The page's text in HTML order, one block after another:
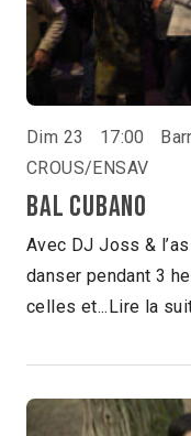
Dim 23 17:00
CROUS/ENSAV
Bal Cubano
Avec DJ Joss &
danser pendant 3
celles et... Lire la